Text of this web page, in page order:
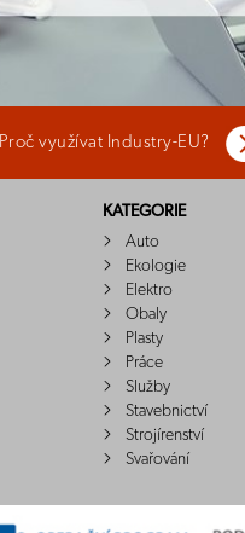
Proč využívat Industry-EU?
KATEGORIE
Auto
Ekologie
Elektro
Obaly
Plasty
Práce
Služby
Stavebnictví
Strojírenství
Svařování